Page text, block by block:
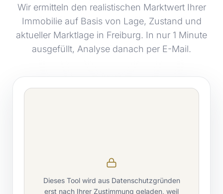
Wir ermitteln den realistischen Marktwert Ihrer
Immobilie auf Basis von Lage, Zustand und
aktueller Marktlage in Freiburg. In nur 1 Minute
ausgefüllt, Analyse danach per E-Mail.
Dieses Tool wird aus Datenschutzgründen
erst nach Ihrer Zustimmung geladen, weil